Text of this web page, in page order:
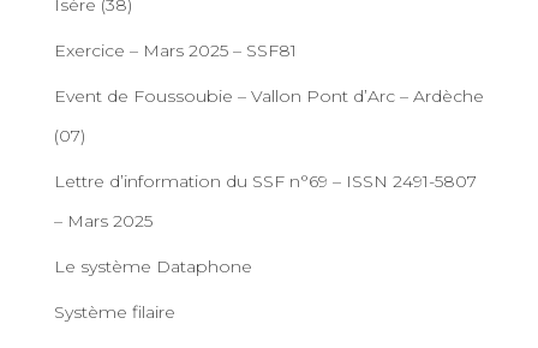
Isère (38)
Exercice – Mars 2025 – SSF81
Event de Foussoubie – Vallon Pont d’Arc – Ardèche
(07)
Lettre d’information du SSF n°69 – ISSN 2491-5807
– Mars 2025
Le système Dataphone
Système filaire